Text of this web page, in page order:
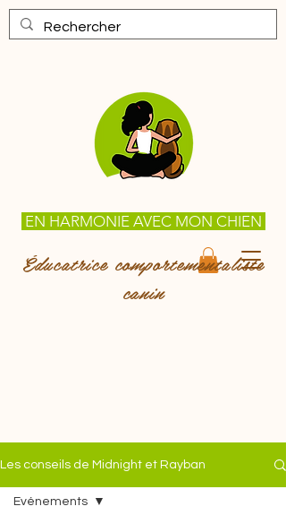
Éducatrice comportementaliste
canin
EN HARMONIE AVEC MON CHIEN
Les conseils de Midnight et Rayban
Evénements